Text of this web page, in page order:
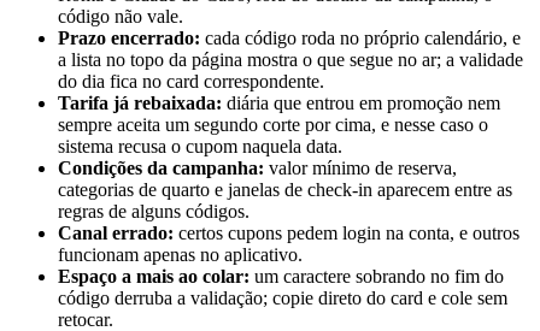
código não vale.
Prazo encerrado: cada código roda no próprio calendário, e
a lista no topo da página mostra o que segue no ar; a validade
do dia fica no card correspondente.
Tarifa já rebaixada: diária que entrou em promoção nem
sempre aceita um segundo corte por cima, e nesse caso o
sistema recusa o cupom naquela data.
Condições da campanha: valor mínimo de reserva,
categorias de quarto e janelas de check-in aparecem entre as
regras de alguns códigos.
Canal errado: certos cupons pedem login na conta, e outros
funcionam apenas no aplicativo.
Espaço a mais ao colar: um caractere sobrando no fim do
código derruba a validação; copie direto do card e cole sem
retocar.